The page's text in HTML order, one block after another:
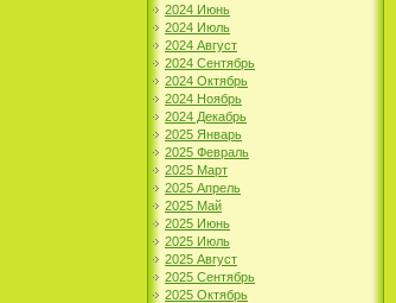
2024 Июнь
2024 Июль
2024 Август
2024 Сентябрь
2024 Октябрь
2024 Ноябрь
2024 Декабрь
2025 Январь
2025 Февраль
2025 Март
2025 Апрель
2025 Май
2025 Июнь
2025 Июль
2025 Август
2025 Сентябрь
2025 Октябрь